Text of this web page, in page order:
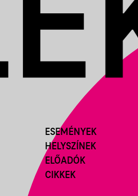
ESEMÉNYEK
HELYSZÍNEK
ELŐADÓK
CIKKEK